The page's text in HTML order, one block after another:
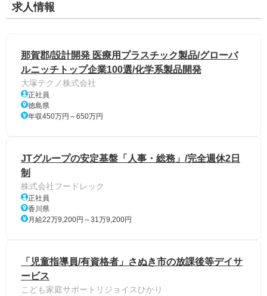
求人情報
那賀郡/設計開発 医療用プラスチック製品/グローバ
ルニッチトップ企業100選/化学系製品開発
大塚テクノ株式会社
正社員
徳島県
年収450万円～650万円
JTグループの安定基盤「人事・総務」/完全週休2日
制
株式会社フードレック
正社員
香川県
月給22万9,200円～31万9,200円
「児童指導員/有資格者」さぬき市の放課後等デイサ
ービス
こども家庭サポートリジョイスひかり